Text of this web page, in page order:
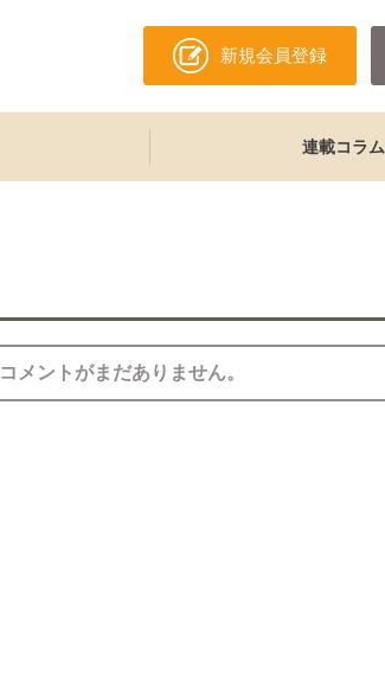
新規会員登録
連載コラム
コメントがまだありません。